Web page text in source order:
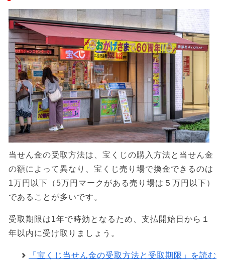
当せん金の受取方法は、宝くじの購入方法と当せん金
の額によって異なり、宝くじ売り場で換金できるのは
1万円以下（5万円マークがある売り場は５万円以下）
であることが多いです。
受取期限は1年で時効となるため、支払開始日から１
年以内に受け取りましょう。
「宝くじ当せん金の受取方法と受取期限」を読む